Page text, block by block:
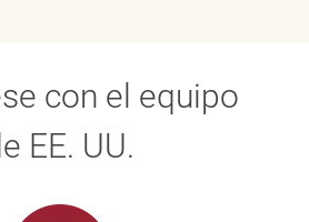
con el equipo
EE. UU.